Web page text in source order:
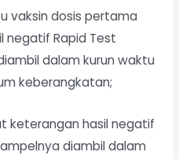
vaksin dosis pertama
negatif Rapid Test
dalam kurun waktu
keberangkatan;
keterangan hasil negatif
diambil dalam